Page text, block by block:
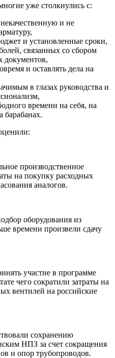
уже столкнулись с:
и не
и установленные сроки,
связанных со сбором
документов,
и оставлять дела на
в глазах руководства и
времени на себя, на
барабанах.
производственное
на покупку расходных
аналогов.
оборудования из
времени произвели сдачу
участие в программе
чего сократили затраты на
вентилей на российские
сохранению
НПЗ за счет сокращения
и опор трубопроводов.